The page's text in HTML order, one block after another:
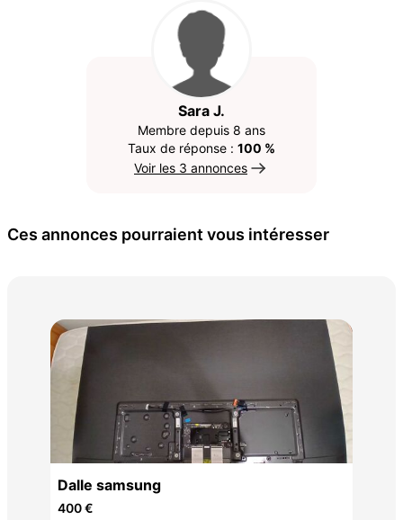
Sara J.
Membre depuis 8 ans
Taux de réponse : 100 %
Voir les 3 annonces
Ces annonces pourraient vous intéresser
Dalle samsung
400 €